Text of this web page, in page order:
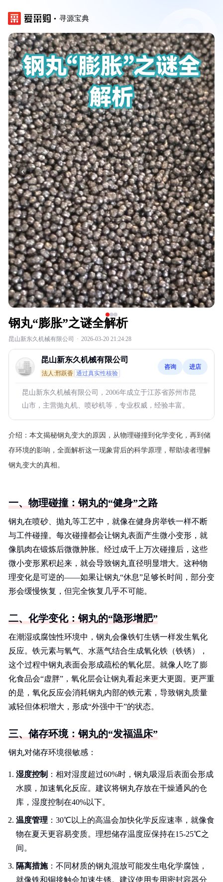
寻源宝典
‹ ›
钢丸“膨胀”之谜全解析
昆山新东久机械有限公司 · 2026-03-20 21:24:28
昆山新东久机械有限公司
法人:邢跃香 通过真实性核验
咨询 进店
昆山新东久机械有限公司，2006年成立于江苏省苏州市昆
山市，主营抛丸机、喷砂机等，专业权威，经验丰富。
介绍： 本文揭秘钢丸变大的原因，从物理碰撞到化学变化，再到储
存环境的影响，全面解析这一现象背后的科学原理，帮助读者理解
钢丸变大的真相。
一、物理碰撞：钢丸的“健身”之路
钢丸在喷砂、抛丸等工艺中，就像在健身房举铁一样不断
与工件碰撞。每次碰撞都会让钢丸表面产生微小变形，就
像肌肉在锻炼后微微肿胀。经过成千上万次碰撞后，这些
微小变形累积起来，就会导致钢丸直径明显增大。这种物
理变化是可逆的——如果让钢丸“休息”足够长时间，部分变
形会缓慢恢复，但完全恢复几乎不可能。
二、化学变化：钢丸的“隐形增肥”
在潮湿或腐蚀性环境中，钢丸会像铁钉生锈一样发生氧化
反应。铁元素与氧气、水蒸气结合生成氧化铁（铁锈），
这个过程中钢丸表面会形成疏松的氧化层。就像人吃了膨
化食品会“虚胖”，氧化层会让钢丸看起来更大更圆。更严重
的是，氧化反应会消耗钢丸内部的铁元素，导致钢丸质量
减轻但体积增大，形成“外强中干”的状态。
三、储存环境：钢丸的“发福温床”
钢丸对储存环境很敏感：
湿度控制 ：相对湿度超过60%时，钢丸吸湿后表面会形成
水膜，加速氧化反应。建议将钢丸存放在干燥通风的仓
库，湿度控制在40%以下。
温度管理 ：30℃以上的高温会加快化学反应速率，就像食
物在夏天更容易变质。理想储存温度应保持在15-25℃之
间。
隔离措施：不同材质的钢丸混放可能发生电化学腐蚀，
就像铁和铜接触会加速生锈。建议使用专用密封容器分